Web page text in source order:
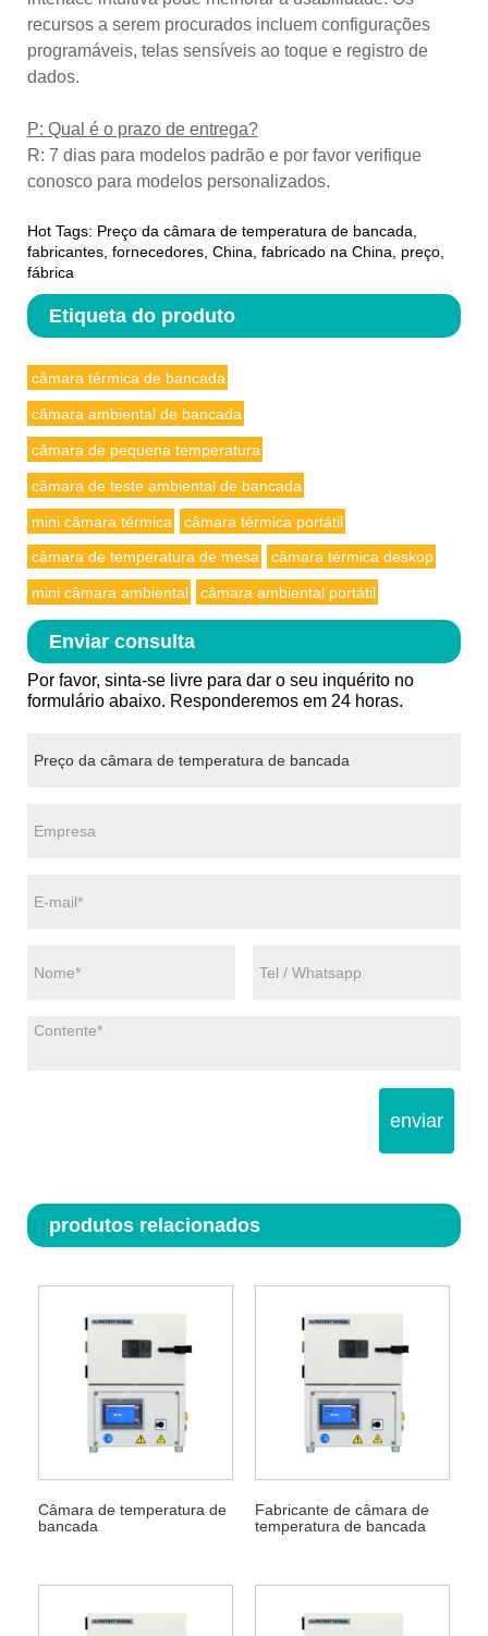
recursos a serem procurados incluem configurações
programáveis, telas sensíveis ao toque e registro de
dados.
P: Qual é o prazo de entrega?
R: 7 dias para modelos padrão e por favor verifique
conosco para modelos personalizados.
Hot Tags: Preço da câmara de temperatura de bancada,
fabricantes, fornecedores, China, fabricado na China, preço,
fábrica
Etiqueta do produto
câmara térmica de bancada
câmara ambiental de bancada
câmara de pequena temperatura
câmara de teste ambiental de bancada
mini câmara térmica câmara térmica portátil
câmara de temperatura de mesa câmara térmica deskop
mini câmara ambiental câmara ambiental portátil
Enviar consulta
Por favor, sinta-se livre para dar o seu inquérito no
formulário abaixo. Responderemos em 24 horas.
enviar
produtos relacionados
Câmara de temperatura de
bancada
Fabricante de câmara de
temperatura de bancada